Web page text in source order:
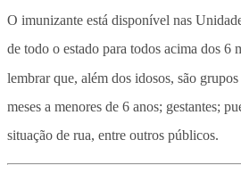
O imunizante está disponível nas
de todo o estado para todos acima dos 6
lembrar que, além dos idosos, são
meses a menores de 6 anos; gestantes;
situação de rua, entre outros públicos.